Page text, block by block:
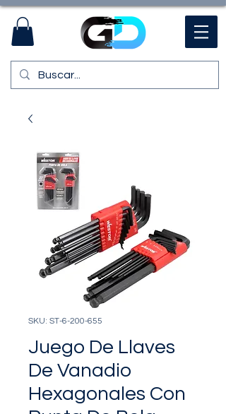
SKU: ST-6-200-655
Juego De Llaves
De Vanadio
Hexagonales Con